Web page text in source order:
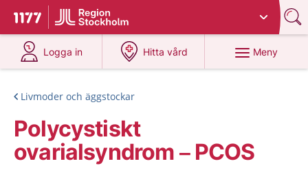
Till startsidan för 1177
Du har valt region
Logga in
på 1177.se
Hitta vård
på 1177.se
Meny
Livmoder och äggstockar
Polycystiskt
ovarialsyndrom – PCOS